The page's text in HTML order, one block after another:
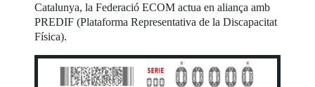
Catalunya, la Federació ECOM actua en aliança amb
PREDIF (Plataforma Representativa de la Discapacitat
Física).